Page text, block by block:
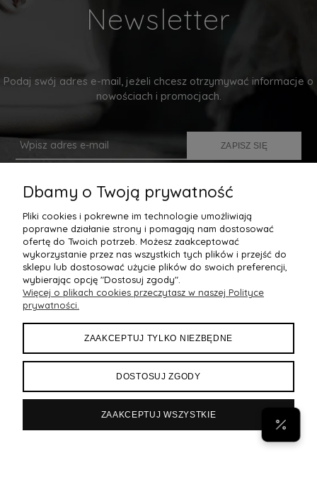
Newsletter
Podaj swój adres e-mail, jeżeli chcesz otrzymywać informacje o
nowościach i promocjach.
ZAPISZ SIĘ
POMOC
MOJE KONTO
PŁATNOŚCI I DOSTAWA
Dbamy o Twoją prywatność
Pliki cookies i pokrewne im technologie umożliwiają
poprawne działanie strony i pomagają nam dostosować
ofertę do Twoich potrzeb. Możesz zaakceptować
wykorzystanie przez nas wszystkich tych plików i przejść do
sklepu lub dostosować użycie plików do swoich preferencji,
wybierając opcję "Dostosuj zgody".
Więcej o plikach cookies przeczytasz w naszej Polityce
prywatności.
ZAAKCEPTUJ TYLKO NIEZBĘDNE
DOSTOSUJ ZGODY
ZAAKCEPTUJ WSZYSTKIE